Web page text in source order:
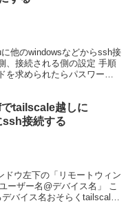
他のwindowsなどからssh接
、接続される側の設定 手順
求められたらパスワード
tailscale越しに
接続する
ドウ左下の「リモートウィン
ーザー名@デバイス名」 こ
バイス名おそらくtailscale